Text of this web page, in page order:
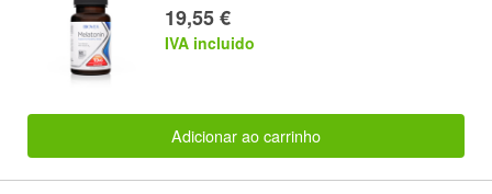
19,55 €
IVA incluido
Adicionar ao carrinho